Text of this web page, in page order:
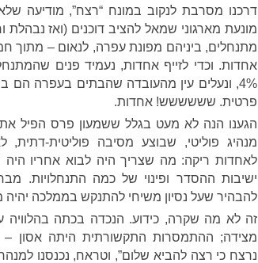
דרכנו מסרבת לנקוב במונח “רצח”, מודיעה
מונעת מארגוני שמאל להציב דוכנים (ואז נבהלת
מתנחלים, ביניהם מפונת עפרה, לנאום – מתוך
4%, ונעלים עין מהעובדה שהבתים בעפרה הם
פרטית. שששששש! אחדות.
הגענו הנה לא מעט בגלל ששמעון פרס הפיל
מנהיג פוליטי, שבוצע מסיבה פוליטית-דתית,
לאחדות ריקה: מה שצריך היה לבוא אחריו
ישיבות ההסדר ופינוי של כמה התנחלויות.
להבהיר שעל נסיון משיחי להתנקש בממלכה
זה לא מה שקרה, כידוע. הנכדה בכתה בהלוויה
מצידה; ההתמסרות התקשורתית היתה אסון –
נרצח כי רצה להביא שלום”, וטראח, נכנסנו